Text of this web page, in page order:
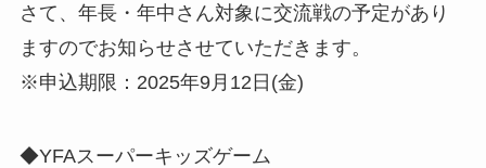
さて、年長・年中さん対象に交流戦の予定があり
ますのでお知らせさせていただきます。
※申込期限：2025年9月12日(金)
◆YFAスーパーキッズゲーム